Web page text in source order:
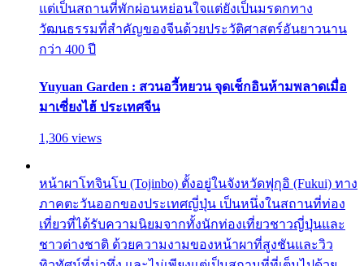
แต่เป็นสถานที่พักผ่อนหย่อนใจแต่ยังเป็นมรดกทาง
วัฒนธรรมที่สำคัญของจีนด้วยประวัติศาสตร์อันยาวนาน
กว่า 400 ปี
Yuyuan Garden : สวนอวี้หยวน จุดเช็กอินห้ามพลาดเมื่อ
มาเซี่ยงไฮ้ ประเทศจีน
1,306 views
หน้าผาโทจินโบ (Tojinbo) ตั้งอยู่ในจังหวัดฟุกุอิ (Fukui) ทาง
ภาคตะวันออกของประเทศญี่ปุ่น เป็นหนึ่งในสถานที่ท่อง
เที่ยวที่ได้รับความนิยมจากทั้งนักท่องเที่ยวชาวญี่ปุ่นและ
ชาวต่างชาติ ด้วยความงามของหน้าผาที่สูงชันและวิว